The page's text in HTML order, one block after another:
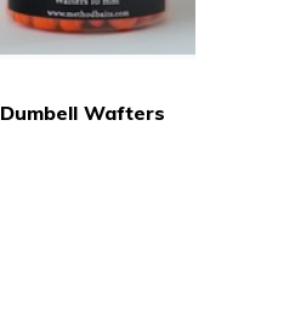
Dumbell Wafters